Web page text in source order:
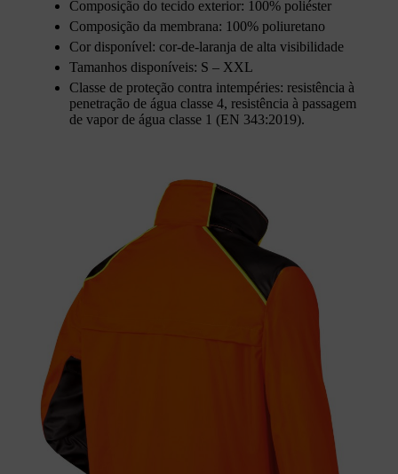
Composição do tecido exterior: 100% poliéster
Composição da membrana: 100% poliuretano
Cor disponível: cor‑de‑laranja de alta visibilidade
Tamanhos disponíveis: S – XXL
Classe de proteção contra intempéries: resistência à
penetração de água classe 4, resistência à passagem
de vapor de água classe 1 (EN 343:2019).